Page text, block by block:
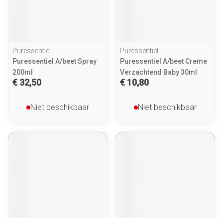
Puressentiel
Puressentiel A/beet Spray
200ml
€ 32,50
Niet beschikbaar
Puressentiel
Puressentiel A/beet Creme
Verzachtend Baby 30ml
€ 10,80
Niet beschikbaar